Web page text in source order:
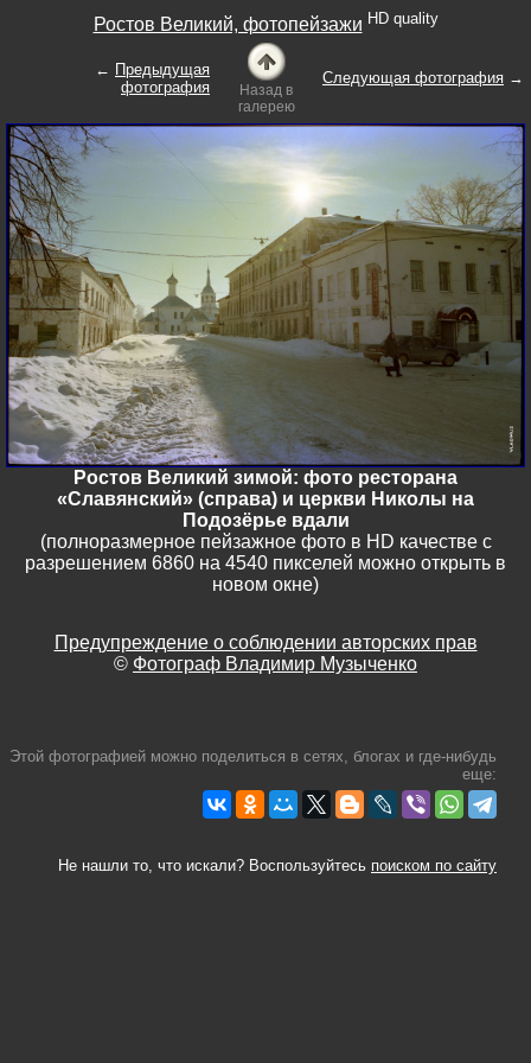
Ростов Великий, фотопейзажи HD quality
← Предыдущая
фотография
Назад в
галерею
Следующая фотография →
Ростов Великий зимой: фото ресторана
«Славянский» (справа) и церкви Николы на
Подозёрье вдали
(полноразмерное пейзажное фото в HD качестве с
разрешением 6860 на 4540 пикселей можно открыть в
новом окне)
Предупреждение о соблюдении авторских прав
© Фотограф Владимир Музыченко
Этой фотографией можно поделиться в сетях, блогах и где-нибудь
еще:
Не нашли то, что искали? Воспользуйтесь поиском по сайту